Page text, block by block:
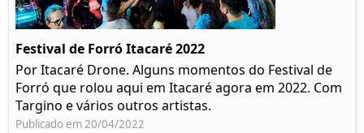
Festival de Forró Itacaré 2022
Por Itacaré Drone. Alguns momentos do Festival de
Forró que rolou aqui em Itacaré agora em 2022. Com
Targino e vários outros artistas.
Publicado em 20/04/2022